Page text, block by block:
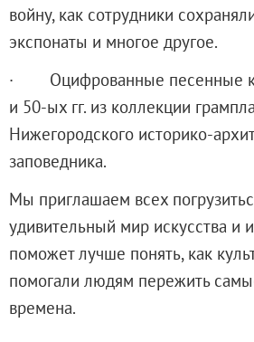
Правила посещения
Высказать мнение /
Лекции и абонементы
Лекторий
Лекции
Доступный музей
Программы и
Социально-
Для СМИ
О Музее
войну, как сотрудники
экспонаты и многое другое.
· Оцифрованные песенные
и 50-ых гг. из коллекции
Нижегородского историко-
заповедника.
Мы приглашаем всех
удивительный мир искусства и
поможет лучше понять, как
помогали людям пережить
времена.